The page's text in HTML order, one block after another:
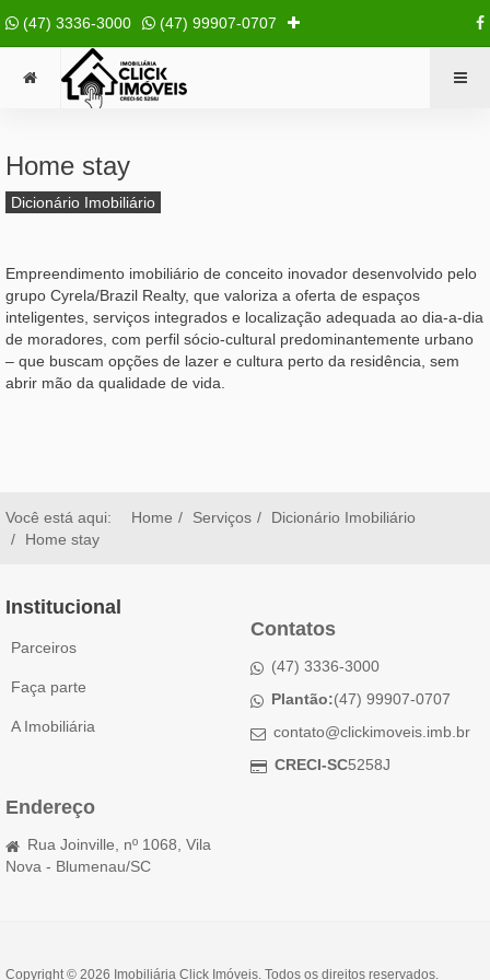
(47) 3336-3000 (47) 99907-0707
Home stay
Dicionário Imobiliário
Empreendimento imobiliário de conceito inovador desenvolvido pelo
grupo Cyrela/Brazil Realty, que valoriza a oferta de espaços
inteligentes, serviços integrados e localização adequada ao dia-a-dia
de moradores, com perfil sócio-cultural predominantemente urbano
– que buscam opções de lazer e cultura perto da residência, sem
abrir mão da qualidade de vida.
Você está aqui: Home Serviços
Dicionário Imobiliário
Home stay
Institucional
Parceiros
Faça parte
A Imobiliária
Contatos
(47) 3336-3000
Plantão:(47) 99907-0707
contato@clickimoveis.imb.br
CRECI-SC5258J
Endereço
Rua Joinville, nº 1068, Vila
Nova - Blumenau/SC
Copyright © 2026 Imobiliária Click Imóveis. Todos os direitos reservados.